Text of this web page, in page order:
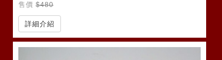
售價 $480
詳細介紹